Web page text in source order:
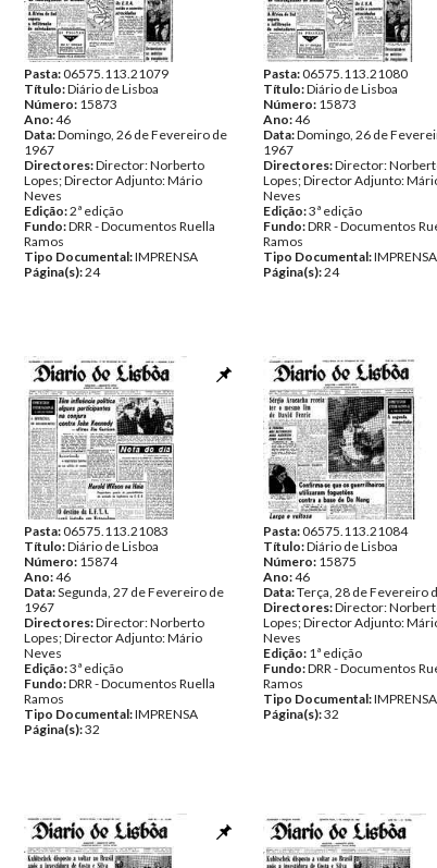
Pasta:06575.113.21079
Título:Diário de Lisboa
Número: 15873
Ano:46
Data:Domingo, 26 de Fevereiro de
1967
Directores:Director: Norberto
Lopes; Director Adjunto: Mário
Neves
Edição:2ª edição
Fundo:DRR - Documentos Ruella
Ramos
Tipo Documental:IMPRENSA
Página(s):24
Pasta:06575.113.21080
Título:Diário de Lisboa
Número: 15873
Ano:46
Data:Domingo, 26 de
1967
Directores:Director:
Lopes; Director Adjunto:
Neves
Edição:3ª edição
Fundo:DRR - Documentos
Ramos
Tipo Documental:IMPRENSA
Página(s):24
Pasta:06575.113.21083
Título:Diário de Lisboa
Número: 15874
Ano:46
Data:Segunda, 27 de Fevereiro de
1967
Directores:Director: Norberto
Lopes; Director Adjunto: Mário
Neves
Edição:3ª edição
Fundo:DRR - Documentos Ruella
Ramos
Tipo Documental:IMPRENSA
Página(s):32
Pasta:06575.113.21084
Título:Diário de Lisboa
Número: 15875
Ano:46
Data:Terça, 28 de Fevereiro
Directores:Director:
Lopes; Director Adjunto:
Neves
Edição: 1ª edição
Fundo:DRR - Documentos
Ramos
Tipo Documental:IMPRENSA
Página(s):32